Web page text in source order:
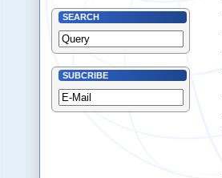
SEARCH
SUBCRIBE